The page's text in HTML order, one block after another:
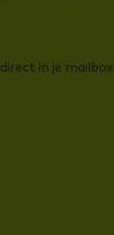
direct in je mailbox